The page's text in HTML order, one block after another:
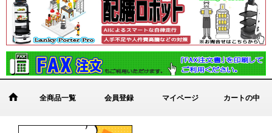
全商品一覧 会員登録 マイページ カートの中